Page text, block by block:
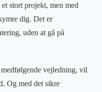
stort projekt, men med
dig. Det er
uden at gå på
vejledning, vil
Og med det sikre